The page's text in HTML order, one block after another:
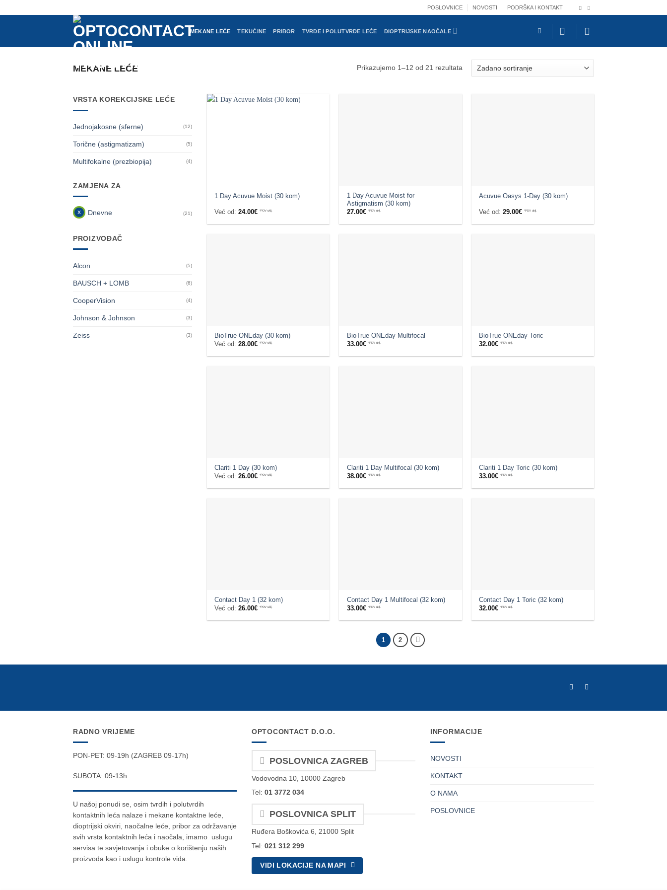
to
POSLOVNICE NOVOSTI PODRŠKA I KONTAKT
MEKANE LEĆE TEKUĆINE PRIBOR TVRDE I POLUTVRDE LEĆE DIOPTRIJSKE NAOČALE
MEKANE LEĆE Prikazujemo 1–12 od 21 rezultata
VRSTA KOREKCIJSKE LEĆE
Jednojakosne (sferne) (12)
Torične (astigmatizam) (5)
Multifokalne (prezbiopija) (4)
ZAMJENA ZA
Dnevne (21)
PROIZVOĐAČ
Alcon (5)
BAUSCH + LOMB (6)
CooperVision (4)
Johnson & Johnson (3)
Zeiss (3)
1 Day Acuvue Moist (30 kom)
Već od: 24.00€ *PDV uklj.
1 Day Acuvue Moist for
Astigmatism (30 kom)
27.00€ *PDV uklj.
Acuvue Oasys 1-Day (30 kom)
Već od:29.00€ *PDV uklj.
BioTrue ONEday (30 kom)
Već od: 28.00€ *PDV uklj.
BioTrue ONEday Multifocal
33.00€ *PDV uklj.
BioTrue ONEday Toric
32.00€ *PDV uklj.
Clariti 1 Day (30 kom)
Već od: 26.00€ *PDV uklj.
Clariti 1 Day Multifocal (30 kom)
38.00€ *PDV uklj.
Clariti 1 Day Toric (30 kom)
33.00€ *PDV uklj.
Contact Day 1 (32 kom)
Već od: 26.00€ *PDV uklj.
Contact Day 1 Multifocal (32 kom)
33.00€ *PDV uklj.
Contact Day 1 Toric (32 kom)
32.00€ *PDV uklj.
1 2
RADNO VRIJEME
PON-PET: 09-19h (ZAGREB 09-17h)
SUBOTA: 09-13h
U našoj ponudi se, osim tvrdih i polutvrdih
kontaktnih leća nalaze i mekane kontaktne leće,
dioptrijski okviri, naočalne leće, pribor za održavanje
svih vrsta kontaktnih leća i naočala, imamo uslugu
servisa te savjetovanja i obuke o korištenju naših
proizvoda kao i uslugu kontrole vida.
OPTOCONTACT D.O.O.
POSLOVNICA ZAGREB
Vodovodna 10, 10000 Zagreb
Tel: 01 3772 034
POSLOVNICA SPLIT
Ruđera Boškovića 6, 21000 Split
Tel: 021 312 299
VIDI LOKACIJE NA MAPI
INFORMACIJE
NOVOSTI
KONTAKT
O NAMA
POSLOVNICE